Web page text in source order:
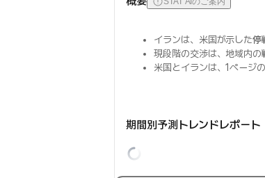
イランは、米国が示した停
現段階の交渉は、地域内の
米国とイランは、1ページ
期間別予測トレンドレポート